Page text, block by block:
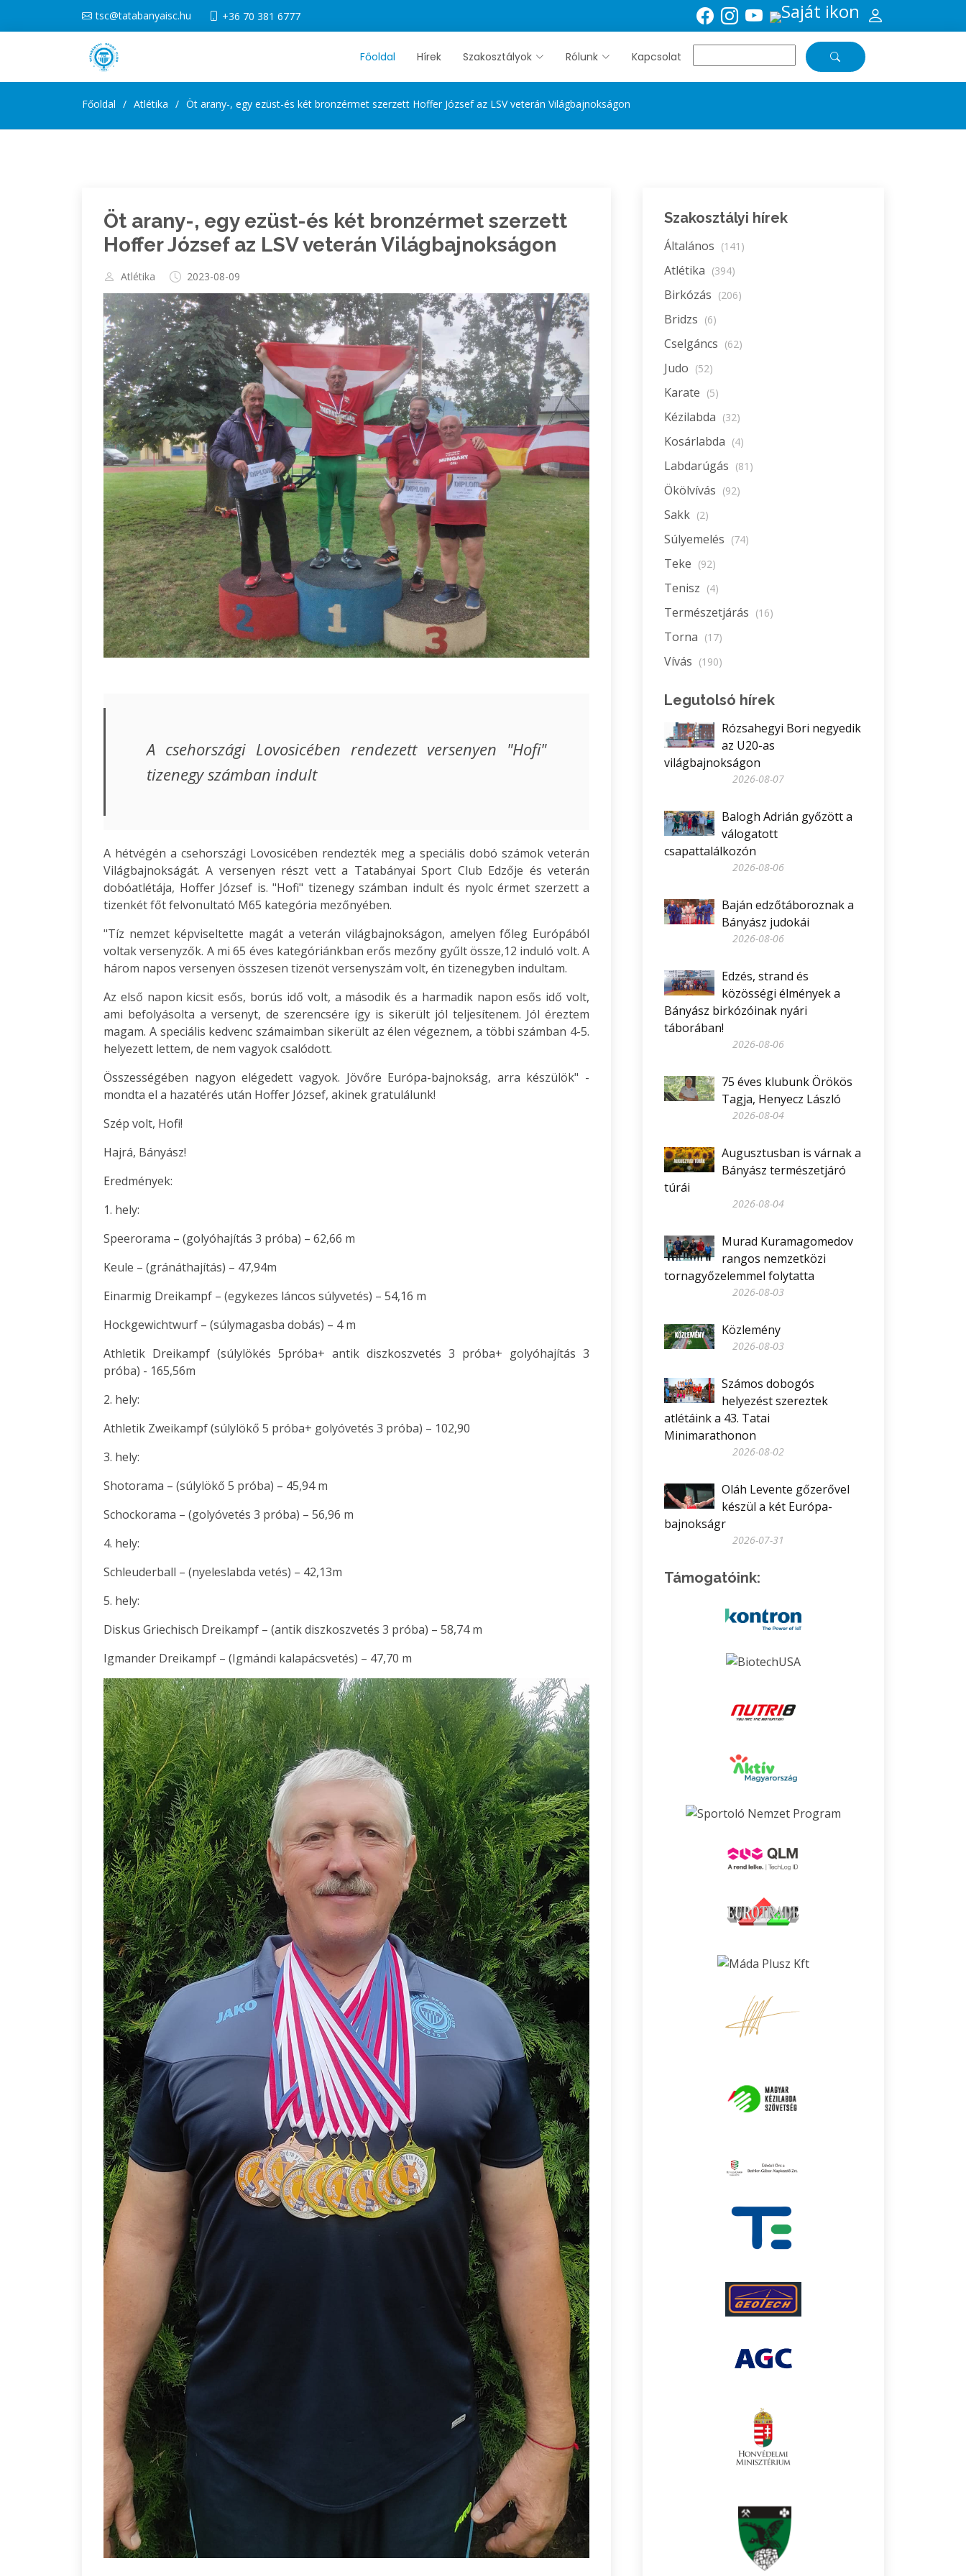
tsc@tatabanyaisc.hu +36 70 381 6777
Főoldal Hírek Szakosztályok Rólunk Kapcsolat
Főoldal Atlétika Öt arany-, egy ezüst-és két bronzérmet szerzett Hoffer József az LSV veterán Világbajnokságon
Öt arany-, egy ezüst-és két bronzérmet szerzett
Hoffer József az LSV veterán Világbajnokságon
Atlétika 2023-08-09
A csehországi Lovosicében rendezett versenyen "Hofi"
tizenegy számban indult
A hétvégén a csehországi Lovosicében rendezték meg a speciális dobó számok veterán
Világbajnokságát. A versenyen részt vett a Tatabányai Sport Club Edzője és veterán
dobóatlétája, Hoffer József is. "Hofi" tizenegy számban indult és nyolc érmet szerzett a
tizenkét főt felvonultató M65 kategória mezőnyében.
"Tíz nemzet képviseltette magát a veterán világbajnokságon, amelyen főleg Európából
voltak versenyzők. A mi 65 éves kategóriánkban erős mezőny gyűlt össze,12 induló volt. A
három napos versenyen összesen tizenöt versenyszám volt, én tizenegyben indultam.
Az első napon kicsit esős, borús idő volt, a második és a harmadik napon esős idő volt,
ami befolyásolta a versenyt, de szerencsére így is sikerült jól teljesítenem. Jól éreztem
magam. A speciális kedvenc számaimban sikerült az élen végeznem, a többi számban 4-5.
helyezett lettem, de nem vagyok csalódott.
Összességében nagyon elégedett vagyok. Jövőre Európa-bajnokság, arra készülök" -
mondta el a hazatérés után Hoffer József, akinek gratulálunk!
Szép volt, Hofi!
Hajrá, Bányász!
Eredmények:
1. hely:
Speerorama – (golyóhajítás 3 próba) – 62,66 m
Keule – (gránáthajítás) – 47,94m
Einarmig Dreikampf – (egykezes láncos súlyvetés) – 54,16 m
Hockgewichtwurf – (súlymagasba dobás) – 4 m
Athletik Dreikampf (súlylökés 5próba+ antik diszkoszvetés 3 próba+ golyóhajítás 3
próba) - 165,56m
2. hely:
Athletik Zweikampf (súlylökő 5 próba+ golyóvetés 3 próba) – 102,90
3. hely:
Shotorama – (súlylökő 5 próba) – 45,94 m
Schockorama – (golyóvetés 3 próba) – 56,96 m
4. hely:
Schleuderball – (nyeleslabda vetés) – 42,13m
5. hely:
Diskus Griechisch Dreikampf – (antik diszkoszvetés 3 próba) – 58,74 m
Igmander Dreikampf – (Igmándi kalapácsvetés) – 47,70 m
Szakosztályi hírek
Általános (141)
Atlétika (394)
Birkózás (206)
Bridzs (6)
Cselgáncs (62)
Judo (52)
Karate (5)
Kézilabda (32)
Kosárlabda (4)
Labdarúgás (81)
Ökölvívás (92)
Sakk (2)
Súlyemelés (74)
Teke (92)
Tenisz (4)
Természetjárás (16)
Torna (17)
Vívás (190)
Legutolsó hírek
Rózsahegyi Bori negyedik
az U20-as
világbajnokságon
2026-08-07
Balogh Adrián győzött a
válogatott
csapattalálkozón
2026-08-06
Baján edzőtáboroznak a
Bányász judokái
2026-08-06
Edzés, strand és
közösségi élmények a
Bányász birkózóinak nyári
táborában!
2026-08-06
75 éves klubunk Örökös
Tagja, Henyecz László
2026-08-04
Augusztusban is várnak a
Bányász természetjáró
túrái
2026-08-04
Murad Kuramagomedov
rangos nemzetközi
tornagyőzelemmel folytatta
2026-08-03
Közlemény
2026-08-03
Számos dobogós
helyezést szereztek
atlétáink a 43. Tatai
Minimarathonon
2026-08-02
Oláh Levente gőzerővel
készül a két Európa-
bajnokságr
2026-07-31
Támogatóink: